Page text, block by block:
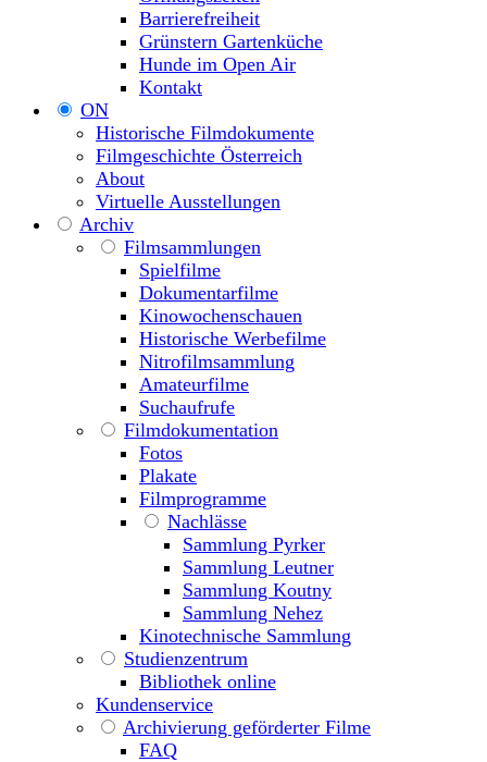
Barrierefreiheit
Grünstern Gartenküche
Hunde im Open Air
Kontakt
ON
Historische Filmdokumente
Filmgeschichte Österreich
About
Virtuelle Ausstellungen
Archiv
Filmsammlungen
Spielfilme
Dokumentarfilme
Kinowochenschauen
Historische Werbefilme
Nitrofilmsammlung
Amateurfilme
Suchaufrufe
Filmdokumentation
Fotos
Plakate
Filmprogramme
Nachlässe
Sammlung Pyrker
Sammlung Leutner
Sammlung Koutny
Sammlung Nehez
Kinotechnische Sammlung
Studienzentrum
Bibliothek online
Kundenservice
Archivierung geförderter Filme
FAQ